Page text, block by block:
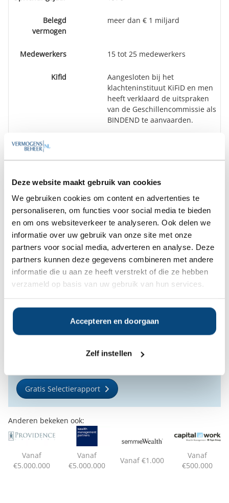
Deze website maakt gebruik van cookies
We gebruiken cookies om content en advertenties te
personaliseren, om functies voor social media te bieden
en om ons websiteverkeer te analyseren. Ook delen we
informatie over uw gebruik van onze site met onze
partners voor social media, adverteren en analyse. Deze
partners kunnen deze gegevens combineren met andere
informatie die u aan ze heeft verstrekt of die ze hebben
verzameld op basis van uw gebruik van hun services.
Accepteren en doorgaan
Zelf instellen
Belegd
vermogen
meer dan € 1 miljard
Medewerkers 15 tot 25 medewerkers
Kifid
Aangesloten bij het
klachteninstituut KiFiD en men
heeft verklaard de uitspraken
van de Geschillencommissie als
BINDEND te aanvaarden.
Vestiging(en)
Nieuws over Box Consultants
Box Consultants overgenomen door Delen
Private Bank
21 maart 2024
'Staat handelde onzorgvuldig in zaak-Box
Consultants'
22 maart 2022
Op zoek naar de beste
vermogensbeheerder?
vermogensbeheerder?
Vraag dan gratis en geheel vrijblijvend een
SelectieRapport aan. Per e-mail ontvangt u
beste passen bij uw persoonlijke situatie, wensen en
Gratis Selectierapport
Anderen bekeken ook:
Vanaf
€5.000.000
Vanaf
€5.000.000
Vanaf €1.000
Vanaf
€500.000